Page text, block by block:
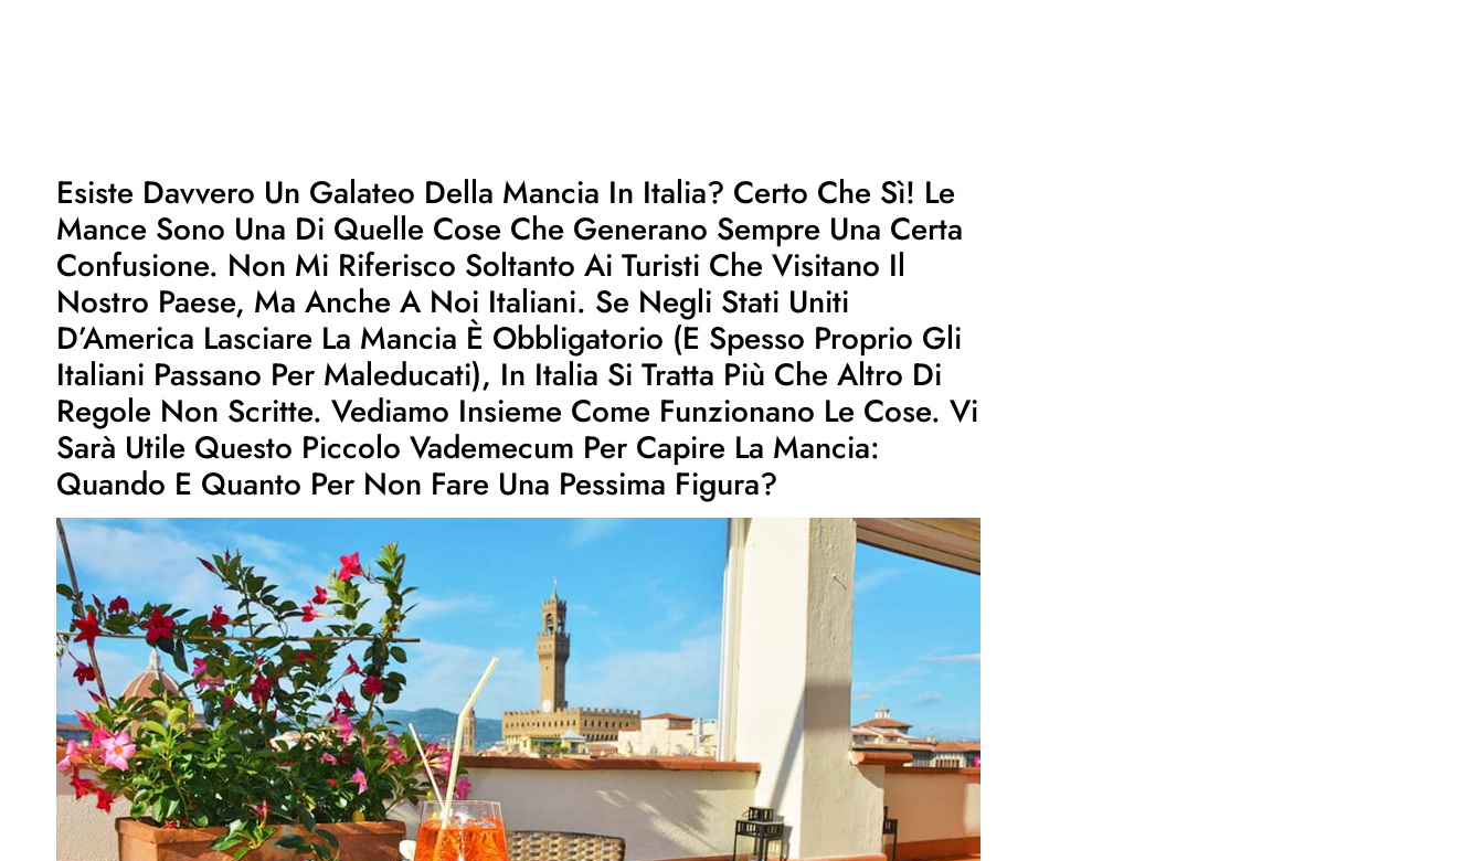
Esiste Davvero Un Galateo Della Mancia In Italia? Certo Che Sì! Le
Mance Sono Una Di Quelle Cose Che Generano Sempre Una Certa
Confusione. Non Mi Riferisco Soltanto Ai Turisti Che Visitano Il
Nostro Paese, Ma Anche A Noi Italiani. Se Negli Stati Uniti
D’America Lasciare La Mancia È Obbligatorio (e Spesso Proprio Gli
Italiani Passano Per Maleducati), In Italia Si Tratta Più Che Altro Di
Regole Non Scritte. Vediamo Insieme Come Funzionano Le Cose. Vi
Sarà Utile Questo Piccolo Vademecum Per Capire La Mancia:
Quando E Quanto Per Non Fare Una Pessima Figura?